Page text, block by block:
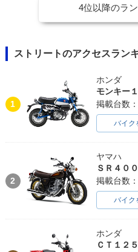
4位以降のラ
ストリートのアクセスラン
1
ホンダ
モンキー
掲載台数
バイク
2
ヤマハ
ＳＲ４００
掲載台数
バイク
ホンダ
ＣＴ１２